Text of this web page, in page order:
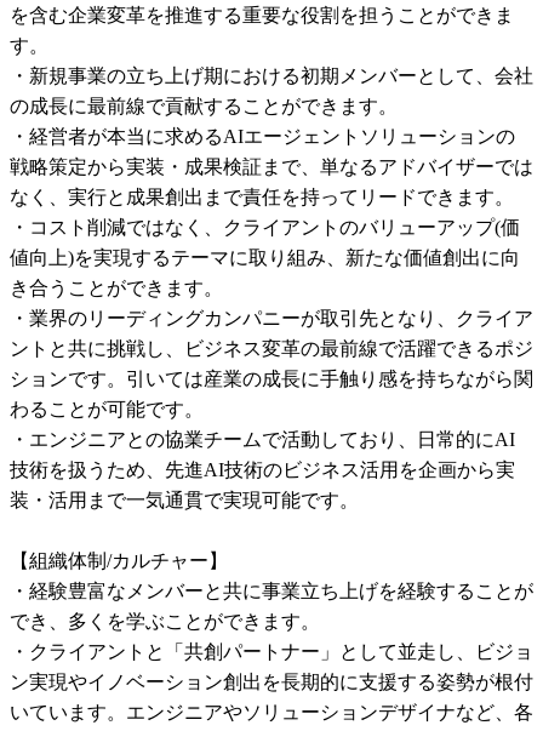
を含む企業変革を推進する重要な役割を担うことができま
す。
・新規事業の立ち上げ期における初期メンバーとして、会社
の成長に最前線で貢献することができます。
・経営者が本当に求めるAIエージェントソリューションの
戦略策定から実装・成果検証まで、単なるアドバイザーでは
なく、実行と成果創出まで責任を持ってリードできます。
・コスト削減ではなく、クライアントのバリューアップ(価
値向上)を実現するテーマに取り組み、新たな価値創出に向
き合うことができます。
・業界のリーディングカンパニーが取引先となり、クライア
ントと共に挑戦し、ビジネス変革の最前線で活躍できるポジ
ションです。引いては産業の成長に手触り感を持ちながら関
わることが可能です。
・エンジニアとの協業チームで活動しており、日常的にAI
技術を扱うため、先進AI技術のビジネス活用を企画から実
装・活用まで一気通貫で実現可能です。
【組織体制/カルチャー】
・経験豊富なメンバーと共に事業立ち上げを経験することが
でき、多くを学ぶことができます。
・クライアントと「共創パートナー」として並走し、ビジョ
ン実現やイノベーション創出を長期的に支援する姿勢が根付
いています。エンジニアやソリューションデザイナなど、各